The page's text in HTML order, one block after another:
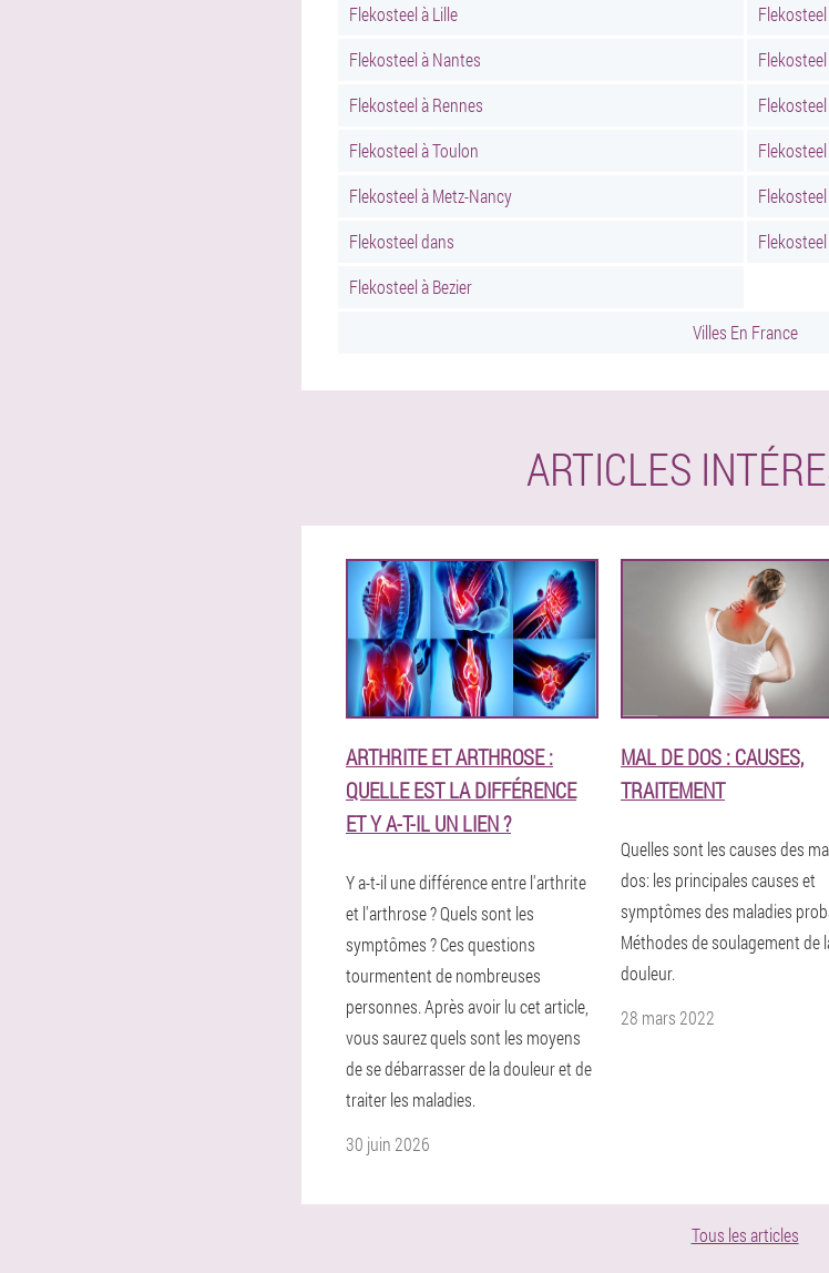
Flekosteel à Lille
Flekosteel à Nantes
Flekosteel à Rennes
Flekosteel à Toulon
Flekosteel à Metz-Nancy
Flekosteel dans
Flekosteel à Bezier
Villes En France
ARTICLES
ARTHRITE ET ARTHROSE :
QUELLE EST LA DIFFÉRENCE
ET Y A-T-IL UN LIEN ?
Y a-t-il une différence entre l'arthrite
et l'arthrose ? Quels sont les
symptômes ? Ces questions
tourmentent de nombreuses
personnes. Après avoir lu cet article,
vous saurez quels sont les moyens
de se débarrasser de la douleur et de
traiter les maladies.
30 juin 2026
MAL DE DOS : CAUSES,
TRAITEMENT
Quelles sont les causes des
dos: les principales causes et
symptômes des maladies
Méthodes de soulagement de
douleur.
28 mars 2022
Tous les articles